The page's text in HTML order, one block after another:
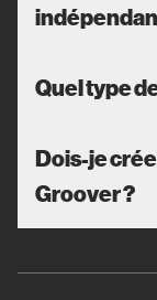
Quel type
Dois-je
Groover ?